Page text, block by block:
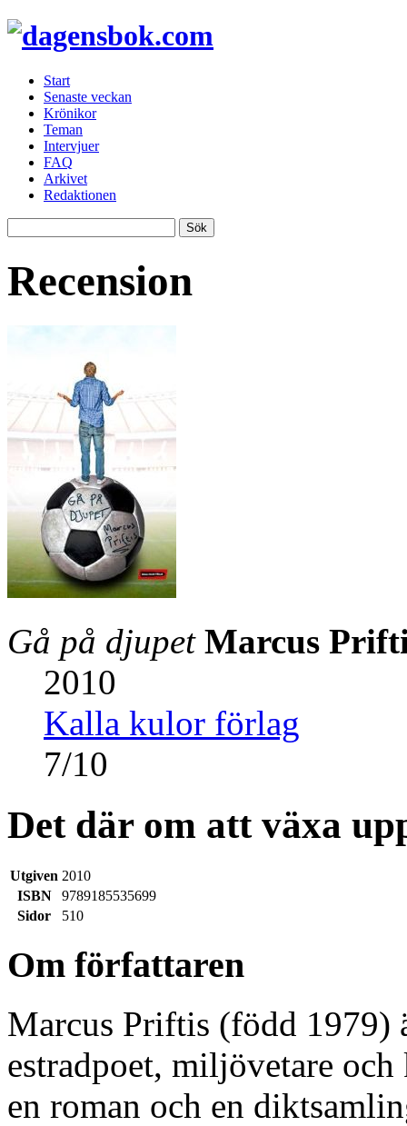
Start
Senaste veckan
Krönikor
Teman
Intervjuer
FAQ
Arkivet
Redaktionen
Recension
Gå på djupet Marcus
2010
Kalla kulor förlag
7/10
Det där om att växa
Utgiven 2010
ISBN
9789185535699
Sidor
510
Om författaren
Marcus Priftis (född 1979)
estradpoet, miljövetare
en roman och en